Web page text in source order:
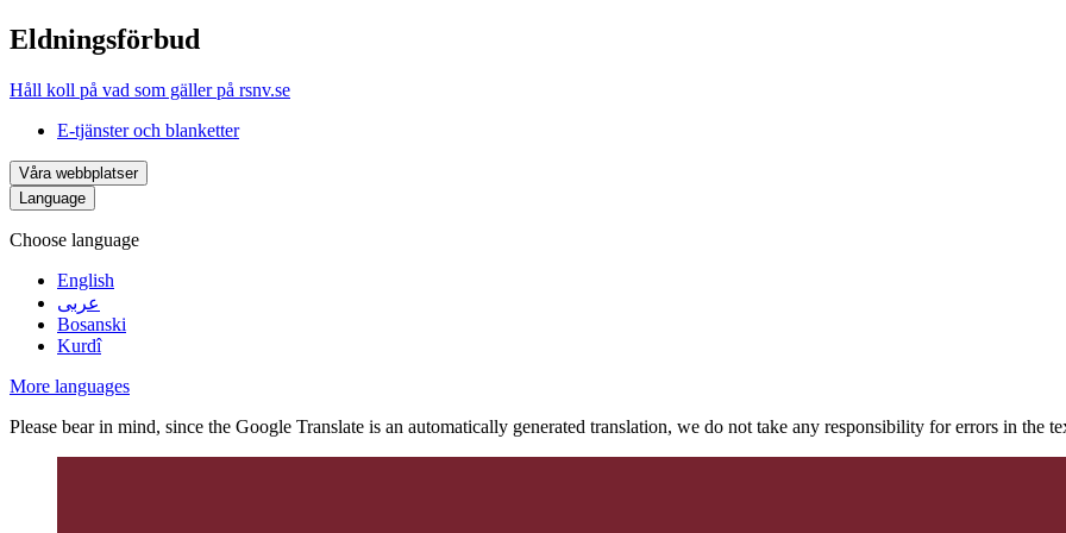
Eldningsförbud
Håll koll på vad som gäller på rsnv.se
E-tjänster och blanketter
Våra webbplatser
Language
Choose language
English
عربى
Bosanski
Kurdî
More languages
Please bear in mind, since the Google Translate is an automatically generated translation, we do not take any responsibility for errors in the